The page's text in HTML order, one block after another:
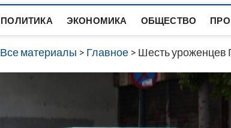
ПОЛИТИКА ЭКОНОМИКА ОБЩЕСТВО
Все материалы > Главное > Шесть уроженцев